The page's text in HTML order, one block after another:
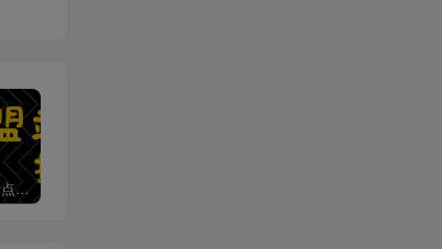
加盟第一人副业终点站，搭建同款项目资源站，实现日入2000+